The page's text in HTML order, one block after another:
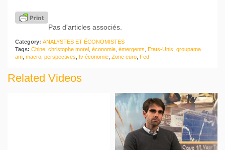
Pas d'articles associés.
Category: ANALYSTES ET ÉCONOMISTES
Tags: Chine christophe morel économie émergents Etats-Unis groupama
am macro perspectives tv économie Zone euro Fed
Related Videos